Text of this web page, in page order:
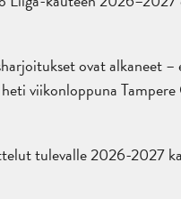
ovat alkaneet –
viikonloppuna Tampere
tulevalle 2026-2027